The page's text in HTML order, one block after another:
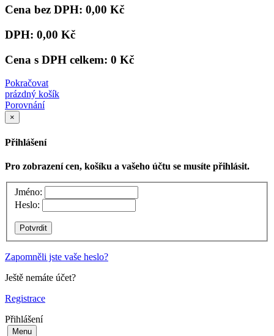
Cena bez DPH: 0,00 Kč
DPH: 0,00 Kč
Cena s DPH celkem: 0 Kč
Pokračovat
prázdný košík
Porovnání
×
Přihlášení
Pro zobrazení cen, košíku a vašeho účtu se musíte přihlásit.
Jméno:
Heslo:
Zapomněli jste vaše heslo?
Ještě nemáte účet?
Registrace
Přihlášení
Menu